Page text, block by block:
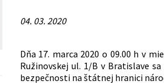
04. 03. 2020
Dňa 17. marca 2020 o 09.00 h v
Ružinovskej ul. 1/B v Bratislave
bezpečnosti na štátnej hranici